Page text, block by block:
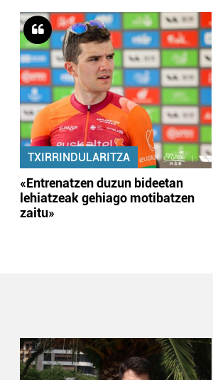
TXIRRINDULARITZA
«Entrenatzen duzun bideetan
lehiatzeak gehiago motibatzen
zaitu»